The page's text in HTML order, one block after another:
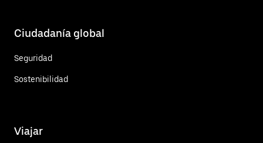
Ciudadanía global
Seguridad
Sostenibilidad
Viajar